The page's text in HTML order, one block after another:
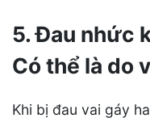
5. Đau nhức
Có thể là do
Khi bị đau vai gáy